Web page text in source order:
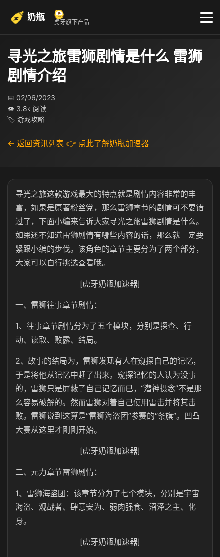
奶瓶 虎牙旗下产品
寻光之旅雷狮剧情是什么 雷狮
剧情介绍
📅 02/06/2023
👁 3.8k 阅读
🏷 游戏攻略
← 返回资讯列表 👉 点此了解奶瓶加速器
寻光之旅这款游戏最大的特点就是剧情内容非常的丰
富，如果是原著粉丝党，那么雷狮章节的剧情可不要错
过了，下面小编来告诉大家寻光之旅雷狮剧情是什么。
如果还不知道雷狮剧情有哪些内容的话，那么就一定要
紧跟小编的步伐。该角色的章节主要分为了两个部分，
大家可以自行挑选查看哦。
[虎牙奶瓶加速器]
一、雷狮往事章节剧情：
1、往事章节剧情分为了五个模块，分别是探查、行
动、读取、败露、结局。
2、故事的结局为，雷狮发现有人在窥探自己的记忆，
于是将他从记忆中赶了出来。窥探记忆的人认为没事
的，雷狮只是屏蔽了自己记忆而已，“潜神摄念”不是那
么容易破解的。然而雷狮对着自己使用雷击并将其击
败。雷狮说到这算是“雷狮海盗团”参赛的“条旗”。凹凸
大赛从这里才刚刚开始。
[虎牙奶瓶加速器]
二、元力章节雷狮剧情：
1、雷狮海盗团：该章节分为了七个模块，分别是宇宙
海盗、观战者、肆意安为、弱肉强食、沼泽之主、化
身。
[虎牙奶瓶加速器]